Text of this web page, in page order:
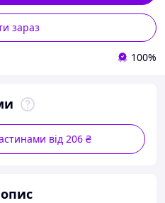
зараз
100%
від 206 ₴